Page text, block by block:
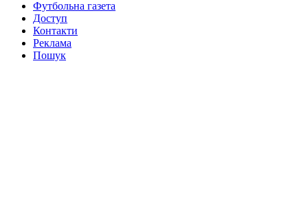
Футбольна газета
Доступ
Контакти
Реклама
Пошук